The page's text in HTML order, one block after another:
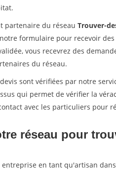
partenaire du réseau Trouver-
formulaire pour recevoir
vous recevrez des
du réseau.
sont vérifiées par notre
qui permet de vérifier la
avec les particuliers pour
réseau pour
en tant qu'artisan